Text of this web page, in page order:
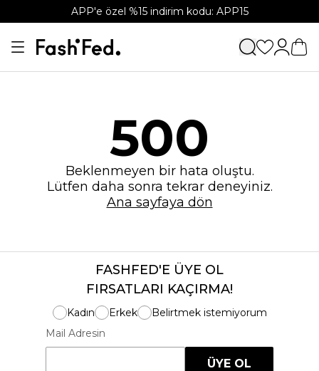
APP'e özel %15 indirim kodu: APP15
500
Beklenmeyen bir hata oluştu.
Lütfen daha sonra tekrar deneyiniz.
Ana sayfaya dön
FASHFED'E ÜYE OL
FIRSATLARI KAÇIRMA!
Kadın Erkek
Belirtmek istemiyorum
Mail Adresin
ÜYE OL